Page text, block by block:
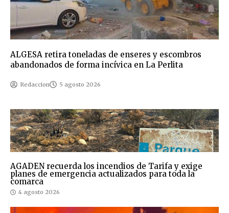
ALGESA retira toneladas de enseres y escombros
abandonados de forma incívica en La Perlita
Redaccion 5 agosto 2026
AGADEN recuerda los incendios de Tarifa y exige
planes de emergencia actualizados para toda la
comarca
4 agosto 2026